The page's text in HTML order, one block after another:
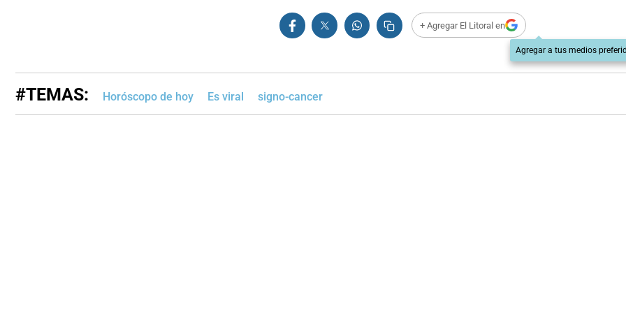
+ Agregar El Litoral en
Agregar a tus medios
#TEMAS: Horóscopo de hoy Es viral signo-cancer